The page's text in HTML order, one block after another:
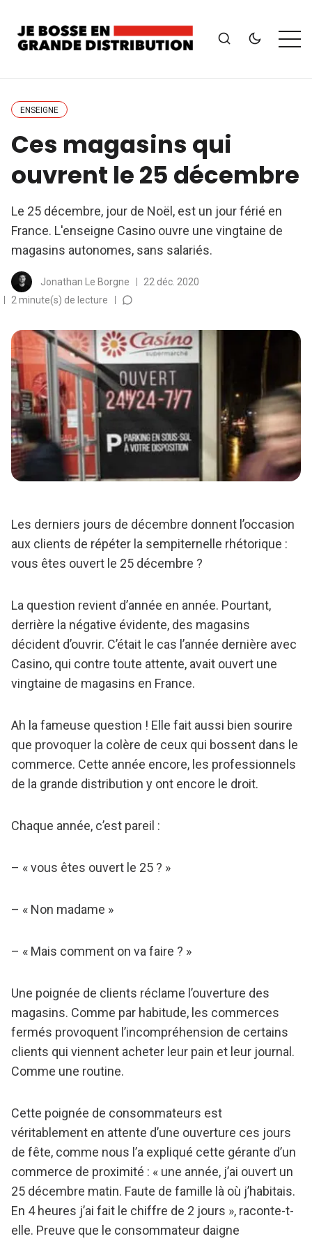
ENSEIGNE
Ces magasins qui
ouvrent le 25 décembre
Le 25 décembre, jour de Noël, est un jour férié en
France. L'enseigne Casino ouvre une vingtaine de
magasins autonomes, sans salariés.
Jonathan Le Borgne
22 déc. 2020
2 minute(s) de lecture
Les derniers jours de décembre donnent l’occasion
aux clients de répéter la sempiternelle rhétorique :
vous êtes ouvert le 25 décembre ?
La question revient d’année en année. Pourtant,
derrière la négative évidente, des magasins
décident d’ouvrir. C’était le cas l’année dernière avec
Casino, qui contre toute attente, avait ouvert une
vingtaine de magasins en France.
Ah la fameuse question ! Elle fait aussi bien sourire
que provoquer la colère de ceux qui bossent dans le
commerce. Cette année encore, les professionnels
de la grande distribution y ont encore le droit.
Chaque année, c’est pareil :
– « vous êtes ouvert le 25 ? »
– « Non madame »
– « Mais comment on va faire ? »
Une poignée de clients réclame l’ouverture des
magasins. Comme par habitude, les commerces
fermés provoquent l’incompréhension de certains
clients qui viennent acheter leur pain et leur journal.
Comme une routine.
Cette poignée de consommateurs est
véritablement en attente d’une ouverture ces jours
de fête, comme nous l’a expliqué cette gérante d’un
commerce de proximité : « une année, j’ai ouvert un
25 décembre matin. Faute de famille là où j’habitais.
En 4 heures j’ai fait le chiffre de 2 jours », raconte-t-
elle. Preuve que le consommateur daigne